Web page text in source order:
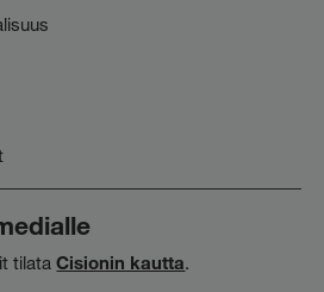
tilataCisionin kautta.